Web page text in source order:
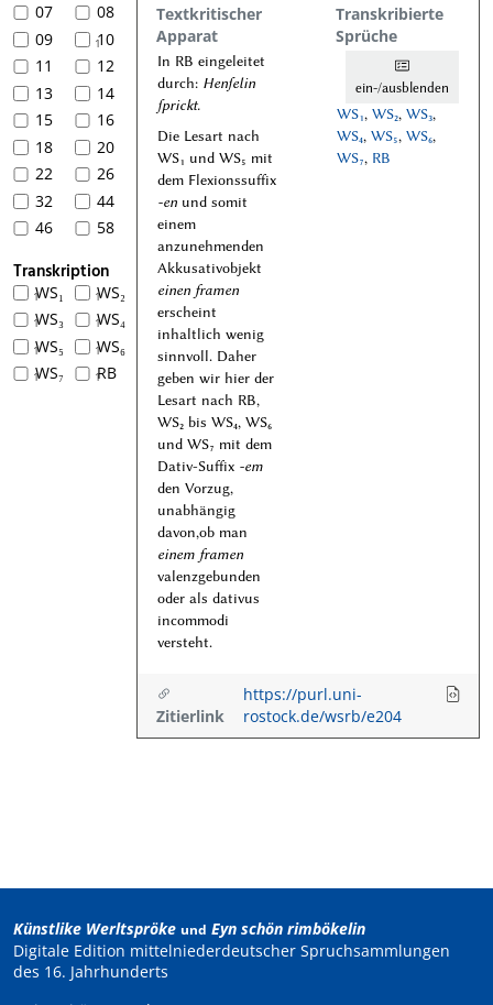
07
08
09
110
11
12
13
14
15
16
18
20
22
26
32
44
46
58
Transkription
1WS₁ 1WS₂
1WS₃ 1WS₄
1WS₅ 1WS₆
1WS₇ 1RB
Textkritischer
Apparat
Transkribierte
Sprüche
In RB eingeleitet
durch: Henſelin
ſprickt.
Die Lesart nach
WS₁ und WS₅ mit
dem Flexionssuffix
-en und somit
einem
anzunehmenden
Akkusativobjekt
einen framen
erscheint
inhaltlich wenig
sinnvoll. Daher
geben wir hier der
Lesart nach RB,
WS₂ bis WS₄, WS₆
und WS₇ mit dem
Dativ-Suffix -em
den Vorzug,
unabhängig
davon,ob man
einem framen
valenzgebunden
oder als dativus
incommodi
versteht.
ein-/ausblenden
WS₁, WS₂, WS₃,
WS₄, WS₅, WS₆,
WS₇, RB
Zitierlink
https://purl.uni-
rostock.de/wsrb/e204
Künstlike Werltspröke und Eyn schön rimbökelin
Digitale Edition mittelniederdeutscher Spruchsammlungen
des 16. Jahrhunderts